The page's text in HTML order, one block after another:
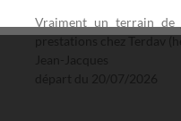
Vraiment un terrain de